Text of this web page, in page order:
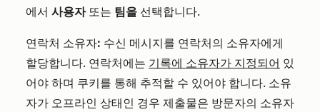
에서 사용자또는 팀을 선택합니다.
연락처 소유자: 수신 메시지를 연락처의 소유자에게
할당합니다. 연락처에는 기록에 소유자가 지정되어 있
어야 하며 쿠키를 통해 추적할 수 있어야 합니다. 소유
자가 오프라인 상태인 경우 제출물은 방문자의 소유자